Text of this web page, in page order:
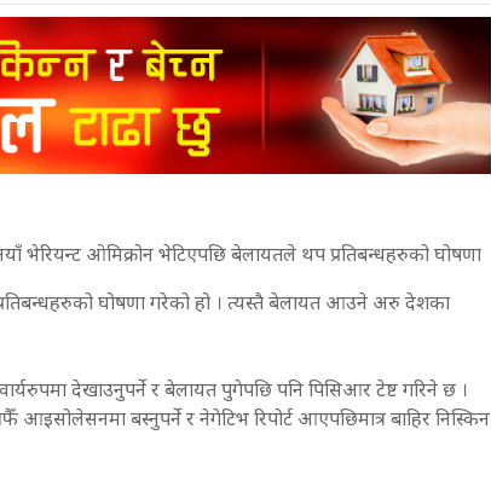
भेरियन्ट ओमिक्रोन भेटिएपछि बेलायतले थप प्रतिबन्धहरुको घोषणा
घोषणा गरेको हो । त्यस्तै बेलायत आउने अरु देशका
देखाउनुपर्ने र बेलायत पुगेपछि पनि पिसिआर टेष्ट गरिने छ ।
बस्नुपर्ने र नेगेटिभ रिपोर्ट आएपछिमात्र बाहिर निस्किन